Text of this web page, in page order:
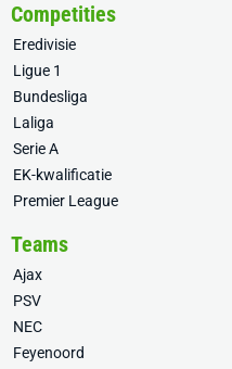
Competities
Eredivisie
Ligue 1
Bundesliga
Laliga
Serie A
EK-kwalificatie
Premier League
Teams
Ajax
PSV
NEC
Feyenoord